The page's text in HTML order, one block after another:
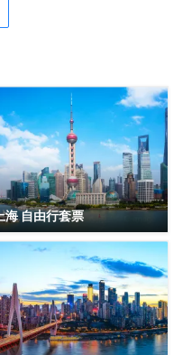
們提供舒適便利的辦公
POWER運動生活館
海 自由行套票